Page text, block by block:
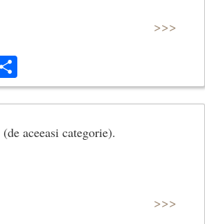
>>>
aceeasi categorie).
>>>